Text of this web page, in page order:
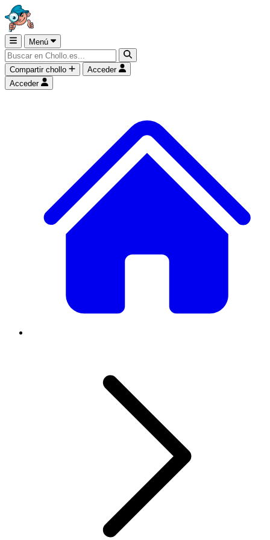
Menú
Compartir chollo
Acceder
Acceder